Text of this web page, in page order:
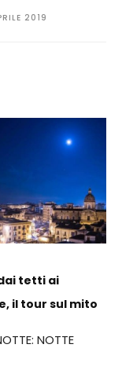
2019
tetti ai
il tour sul mito
NOTTE